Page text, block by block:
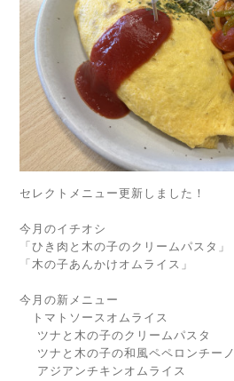
セレクトメニュー更新しました！
今月のイチオシ
「ひき肉と木の子のクリームパスタ」
「木の子あんかけオムライス」
今月の新メニュー
トマトソースオムライス
ツナと木の子のクリームパスタ
ツナと木の子の和風ペペロンチーノ
アジアンチキンオムライス